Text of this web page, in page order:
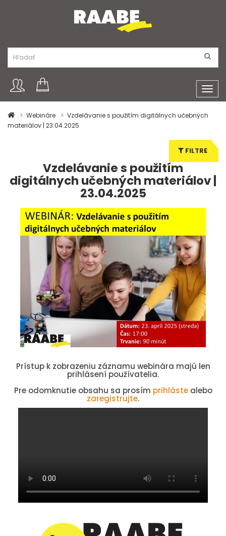
Webináre
Vzdelávanie s použitím digitálnych učebných
materiálov | 23.04.2025
FILTRE
Vzdelávanie s použitím
digitálnych učebných materiálov |
23.04.2025
Prístup k zobrazeniu záznamu webinára majú len
prihlásení používatelia.
Pre odomknutie obsahu sa prosím prihlástealebo
zaregistrujte.